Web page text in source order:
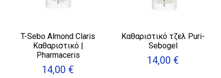
T-Sebo Almond Claris
Καθαριστικό |
Pharmaceris
14,00 €
Καθαριστικό τζελ Puri-
Sebogel
14,00 €